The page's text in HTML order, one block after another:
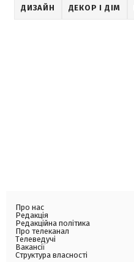
ДИЗАЙН ДЕКОР І ДІМ
Про нас
Редакція
Редакційна політика
Про телеканал
Телеведучі
Вакансії
Структура власності